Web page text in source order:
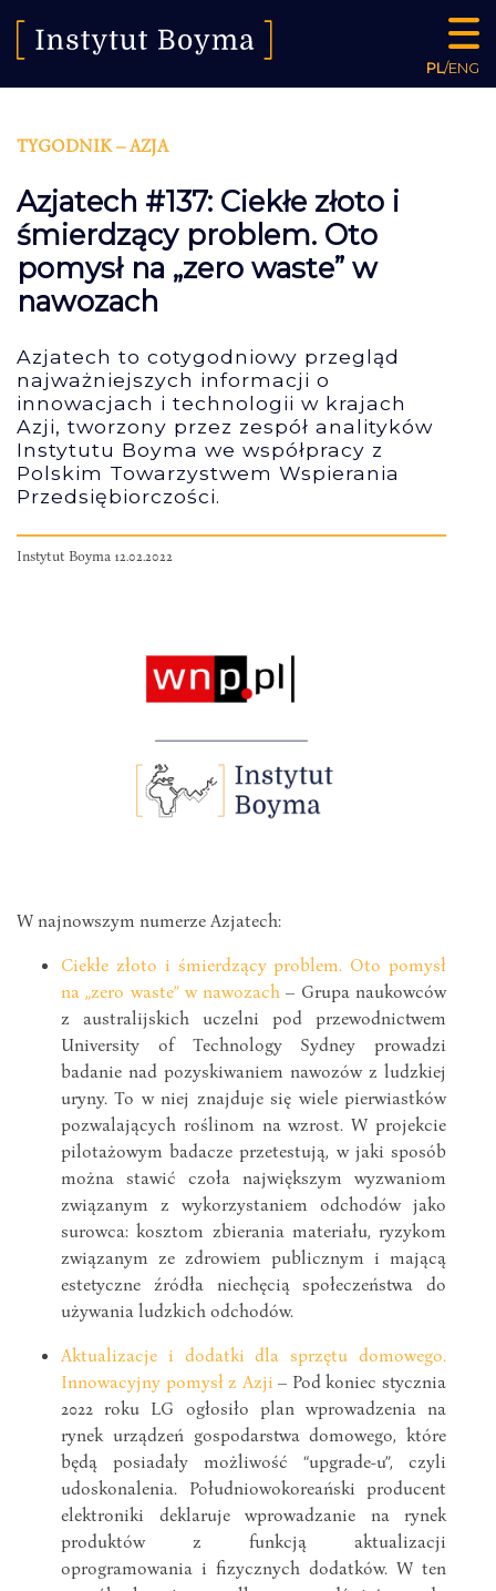
PL/ENG
TYGODNIK – AZJA
Azjatech #137: Ciekłe złoto i
śmierdzący problem. Oto
pomysł na „zero waste” w
nawozach
Azjatech to cotygodniowy przegląd
najważniejszych informacji o
innowacjach i technologii w krajach
Azji, tworzony przez zespół analityków
Instytutu Boyma we współpracy z
Polskim Towarzystwem Wspierania
Przedsiębiorczości.
Instytut Boyma 12.02.2022
W najnowszym numerze Azjatech:
Ciekłe złoto i śmierdzący problem. Oto pomysł
na „zero waste” w nawozach – Grupa naukowców
z australijskich uczelni pod przewodnictwem
University of Technology Sydney prowadzi
badanie nad pozyskiwaniem nawozów z ludzkiej
uryny. To w niej znajduje się wiele pierwiastków
pozwalających roślinom na wzrost. W projekcie
pilotażowym badacze przetestują, w jaki sposób
można stawić czoła największym wyzwaniom
związanym z wykorzystaniem odchodów jako
surowca: kosztom zbierania materiału, ryzykom
związanym ze zdrowiem publicznym i mającą
estetyczne źródła niechęcią społeczeństwa do
używania ludzkich odchodów.
Aktualizacje i dodatki dla sprzętu domowego.
Innowacyjny pomysł z Azji – Pod koniec stycznia
2022 roku LG ogłosiło plan wprowadzenia na
rynek urządzeń gospodarstwa domowego, które
będą posiadały możliwość “upgrade-u”, czyli
udoskonalenia. Południowokoreański producent
elektroniki deklaruje wprowadzanie na rynek
produktów z funkcją aktualizacji
oprogramowania i fizycznych dodatków. W ten